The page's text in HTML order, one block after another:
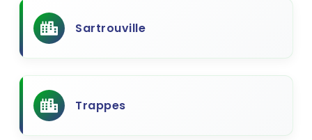
Sartrouville
Trappes